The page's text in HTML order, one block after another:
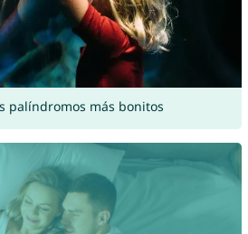
palíndromos más bonitos